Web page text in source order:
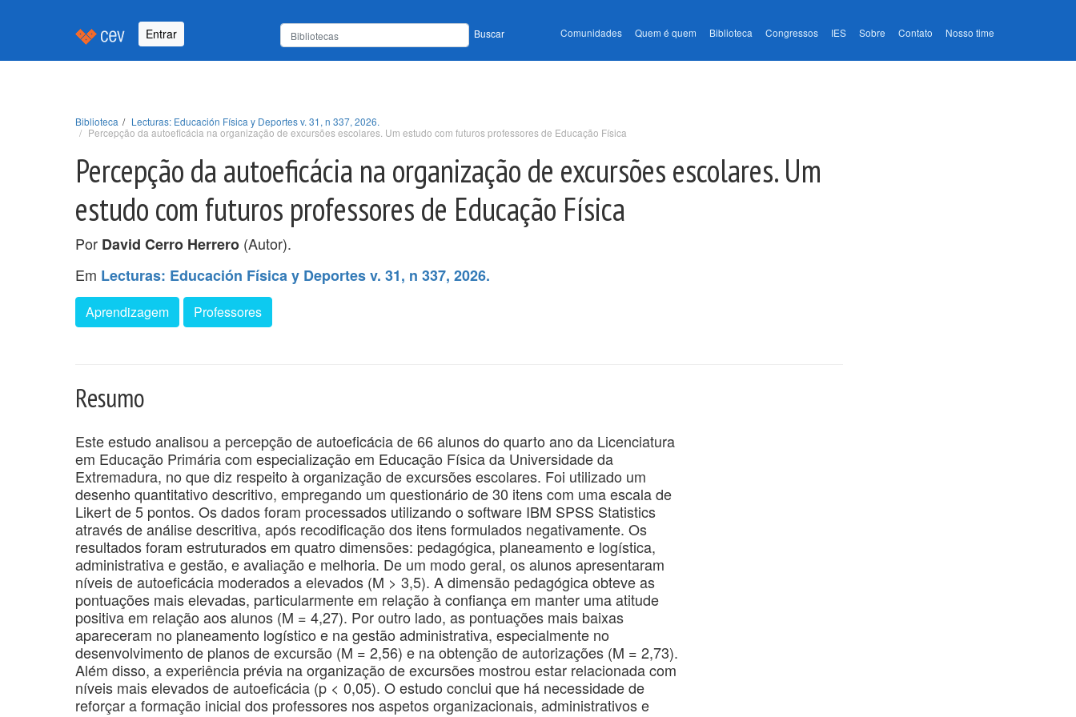
Entrar Buscar Comunidades Quem é quem Biblioteca Congressos IES Sobre Contato Nosso time
Biblioteca
Lecturas: Educación Física y Deportes v. 31, n 337, 2026.
Percepção da autoeficácia na organização de excursões escolares. Um estudo com futuros professores de Educação Física
Percepção da autoeficácia na organização de excursões escolares. Um
estudo com futuros professores de Educação Física
Por David Cerro Herrero (Autor).
Em Lecturas: Educación Física y Deportes v. 31, n 337, 2026.
Aprendizagem Professores
Resumo
Este estudo analisou a percepção de autoeficácia de 66 alunos do quarto ano da Licenciatura
em Educação Primária com especialização em Educação Física da Universidade da
Extremadura, no que diz respeito à organização de excursões escolares. Foi utilizado um
desenho quantitativo descritivo, empregando um questionário de 30 itens com uma escala de
Likert de 5 pontos. Os dados foram processados ​​utilizando o software IBM SPSS Statistics
através de análise descritiva, após recodificação dos itens formulados negativamente. Os
resultados foram estruturados em quatro dimensões: pedagógica, planeamento e logística,
administrativa e gestão, e avaliação e melhoria. De um modo geral, os alunos apresentaram
níveis de autoeficácia moderados a elevados (M > 3,5). A dimensão pedagógica obteve as
pontuações mais elevadas, particularmente em relação à confiança em manter uma atitude
positiva em relação aos alunos (M = 4,27). Por outro lado, as pontuações mais baixas
apareceram no planeamento logístico e na gestão administrativa, especialmente no
desenvolvimento de planos de excursão (M = 2,56) e na obtenção de autorizações (M = 2,73).
Além disso, a experiência prévia na organização de excursões mostrou estar relacionada com
níveis mais elevados de autoeficácia (p < 0,05). O estudo conclui que há necessidade de
reforçar a formação inicial dos professores nos aspetos organizacionais, administrativos e